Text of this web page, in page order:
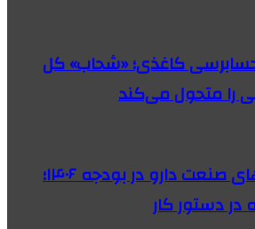
کاغذی؛ «شحاب» کل
را متحول می‌کند
تسویه بدهی‌های صنعت دارو در بودجه ۱۴۰۶؛
در دستور کار